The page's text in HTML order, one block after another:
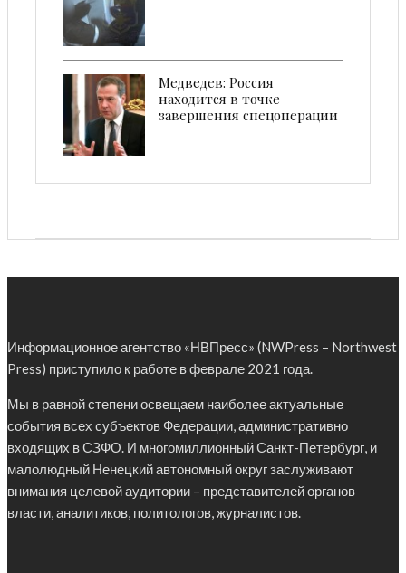
Медведев: Роcсия
находится в точке
завершения спецоперации
Информационное агентство «НВПресс» (NWPress – Northwest
Press) приступило к работе в феврале 2021 года.
Мы в равной степени освещаем наиболее актуальные
события всех субъектов Федерации, административно
входящих в СЗФО. И многомиллионный Санкт-Петербург, и
малолюдный Ненецкий автономный округ заслуживают
внимания целевой аудитории – представителей органов
власти, аналитиков, политологов, журналистов.